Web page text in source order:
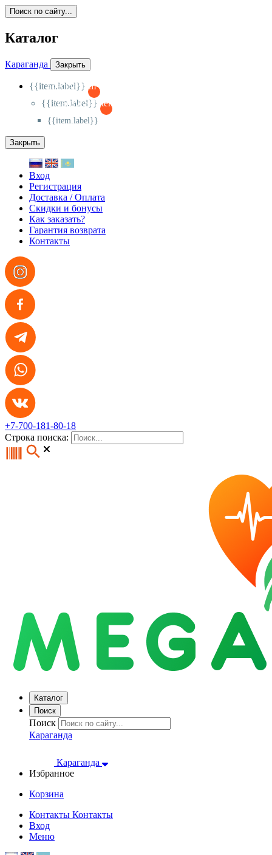
Поиск по сайту...
Каталог
Караганда Закрыть
{{item.label}}
{{activeItem==item.id?'-
{{item.label}}
{{activeSubitem==item.id?'-
{{item.label}}
Закрыть
Вход
Регистрация
Доставка / Оплата
Скидки и бонусы
Как заказать?
Гарантия возврата
Контакты
+7-700-181-80-18
Строка поиска:
Каталог
Поиск
Поиск
Караганда
Караганда
Избранное
Корзина
Контакты Контакты
Вход
Меню